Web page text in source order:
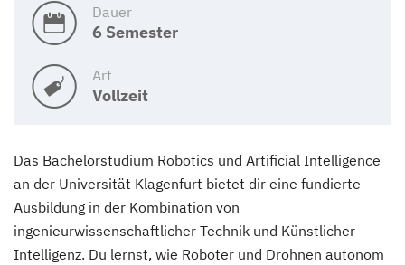
Dauer
6 Semester
Art
Vollzeit
Das Bachelorstudium Robotics und Artificial Intelligence
an der Universität Klagenfurt bietet dir eine fundierte
Ausbildung in der Kombination von
ingenieurwissenschaftlicher Technik und Künstlicher
Intelligenz. Du lernst, wie Roboter und Drohnen autonom